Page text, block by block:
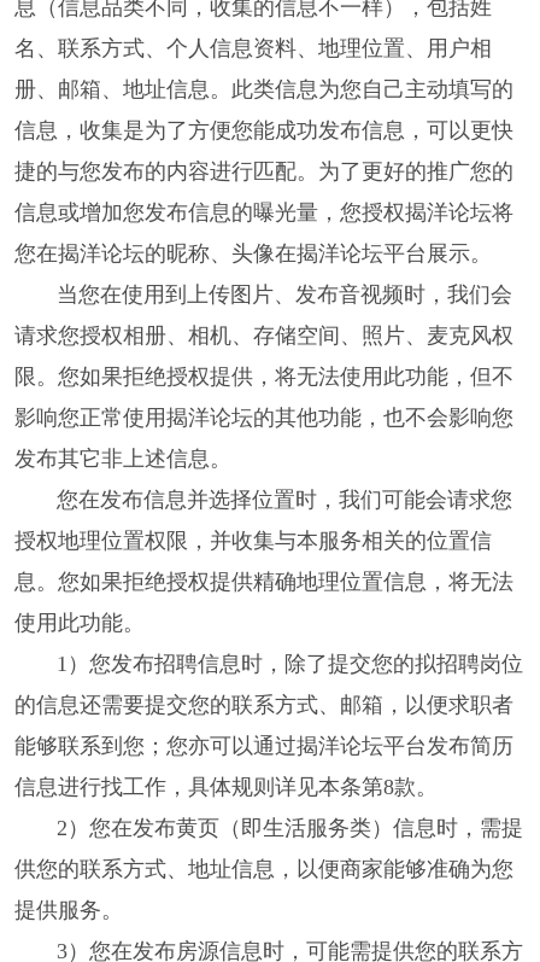
息（信息品类不同，收集的信息不一样），包括姓
名、联系方式、个人信息资料、地理位置、用户相
册、邮箱、地址信息。此类信息为您自己主动填写的
信息，收集是为了方便您能成功发布信息，可以更快
捷的与您发布的内容进行匹配。为了更好的推广您的
信息或增加您发布信息的曝光量，您授权揭洋论坛将
您在揭洋论坛的昵称、头像在揭洋论坛平台展示。
当您在使用到上传图片、发布音视频时，我们会
请求您授权相册、相机、存储空间、照片、麦克风权
限。您如果拒绝授权提供，将无法使用此功能，但不
影响您正常使用揭洋论坛的其他功能，也不会影响您
发布其它非上述信息。
您在发布信息并选择位置时，我们可能会请求您
授权地理位置权限，并收集与本服务相关的位置信
息。您如果拒绝授权提供精确地理位置信息，将无法
使用此功能。
1）您发布招聘信息时，除了提交您的拟招聘岗位
的信息还需要提交您的联系方式、邮箱，以便求职者
能够联系到您；您亦可以通过揭洋论坛平台发布简历
信息进行找工作，具体规则详见本条第8款。
2）您在发布黄页（即生活服务类）信息时，需提
供您的联系方式、地址信息，以便商家能够准确为您
提供服务。
3）您在发布房源信息时，可能需提供您的联系方